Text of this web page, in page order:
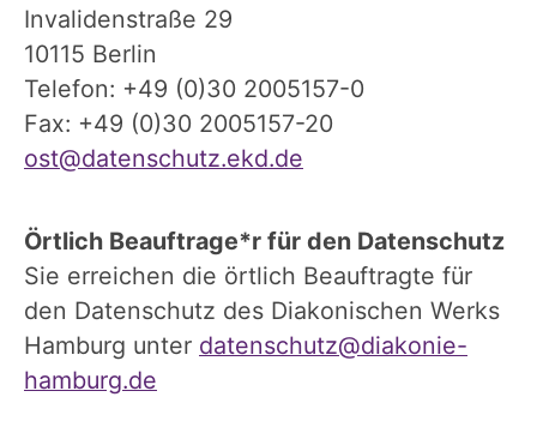
Invalidenstraße 29
10115 Berlin
Telefon: +49 (0)30 2005157-0
Fax: +49 (0)30 2005157-20
ost@datenschutz.ekd.de
Örtlich Beauftrage*r für den Datenschutz
Sie erreichen die örtlich Beauftragte für
den Datenschutz des Diakonischen Werks
Hamburg unter datenschutz@diakonie-
hamburg.de